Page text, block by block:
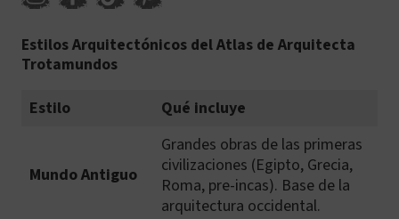
Estilos Arquitectónicos del Atlas de Arquitecta
Trotamundos
Estilo
Qué incluye
Mundo Antiguo
Grandes obras de las primeras
civilizaciones (Egipto, Grecia,
Roma, pre-incas). Base de la
arquitectura occidental.